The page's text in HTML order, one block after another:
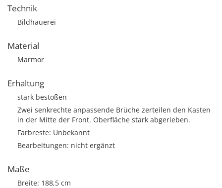
Technik
Bildhauerei
Material
Marmor
Erhaltung
stark bestoßen
Zwei senkrechte anpassende Brüche zerteilen den Kasten
in der Mitte der Front. Oberfläche stark abgerieben.
Farbreste: Unbekannt
Bearbeitungen: nicht ergänzt
Maße
Breite: 188,5 cm